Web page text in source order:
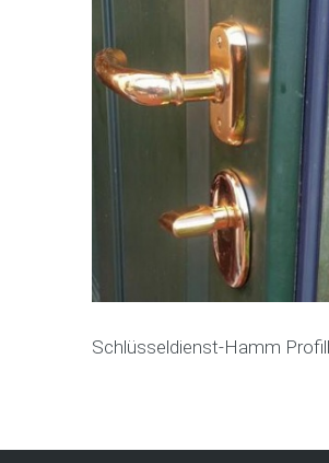
Schlüsseldienst-Hamm